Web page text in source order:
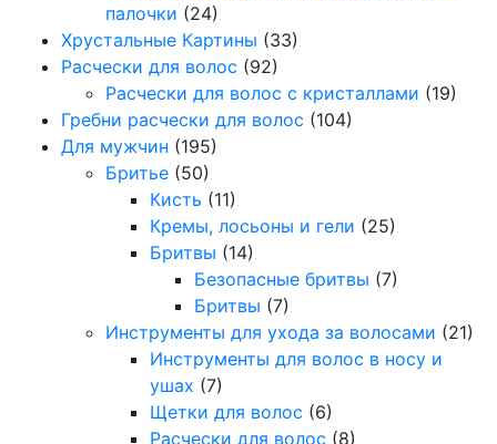
палочки (24)
Хрустальные Картины (33)
Расчески для волос (92)
Расчески для волос с кристаллами (19)
Гребни расчески для волос (104)
Для мужчин (195)
Бритье (50)
Кисть (11)
Кремы, лосьоны и гели (25)
Бритвы (14)
Безопасные бритвы (7)
Бритвы (7)
Инструменты для ухода за волосами (21)
Инструменты для волос в носу и
ушах (7)
Щетки для волос (6)
Расчески для волос (8)